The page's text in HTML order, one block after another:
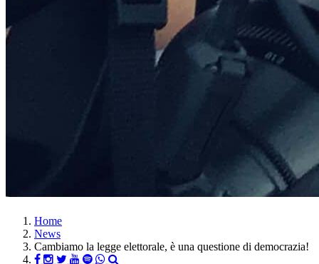
Home
News
Cambiamo la legge elettorale, è una questione di democrazia!